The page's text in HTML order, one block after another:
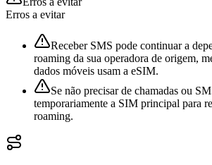
Erros a evitar
Receber SMS pode continuar a
roaming da sua operadora de origem,
dados móveis usam a eSIM.
Se não precisar de chamadas ou
temporariamente a SIM principal para
roaming.